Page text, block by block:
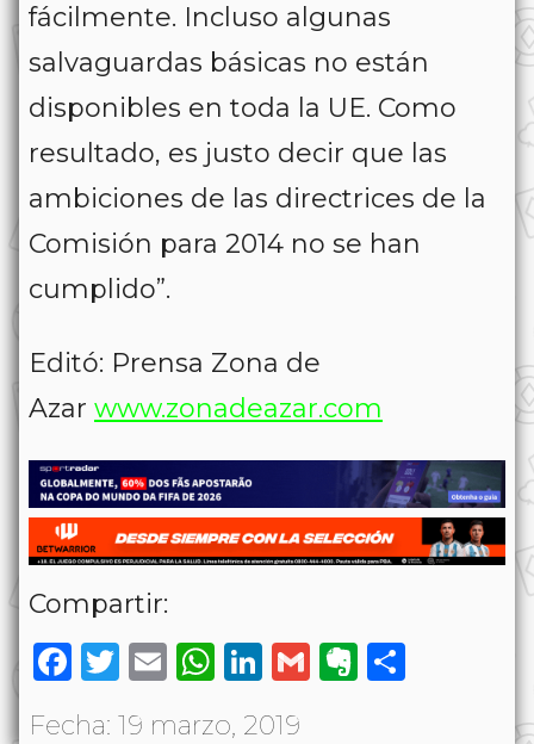
fácilmente. Incluso algunas
salvaguardas básicas no están
disponibles en toda la UE. Como
resultado, es justo decir que las
ambiciones de las directrices de la
Comisión para 2014 no se han
cumplido”.
Editó: Prensa Zona de
Azar www.zonadeazar.com
Compartir:
Facebook
Twitter
EmailWhatsApp
LinkedIn
GmailEvernote
Fecha: 19 marzo, 2019